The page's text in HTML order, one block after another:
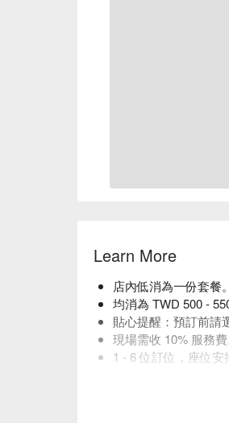
Learn More
店內低消為一份套餐。
均消為 TWD 500 - 550
貼心提醒：預訂前請
現場需收 10% 服務費
1 - 6 位訂位，座位安